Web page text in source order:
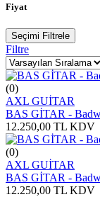
Fiyat
Seçimi Filtrele
Filtre
(0)
AXL GUİTAR
BAS GİTAR -
12.250,00 TL KDV
(0)
AXL GUİTAR
BAS GİTAR -
12.250,00 TL KDV